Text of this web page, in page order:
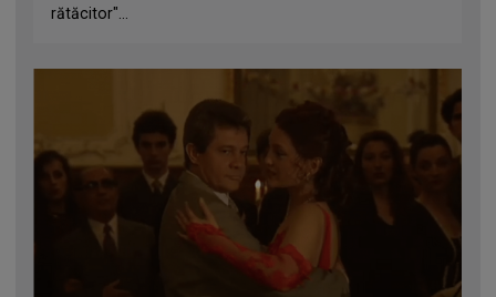
rătăcitor"...